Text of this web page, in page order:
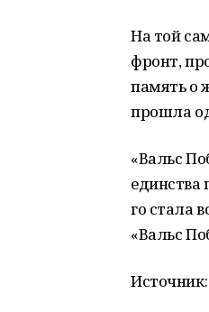
На той
фронт,
память о
прошла
«Вальс
единства
го стала
«Вальс